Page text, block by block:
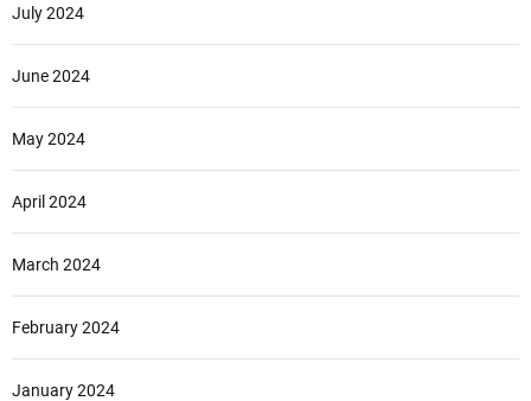
July 2024
June 2024
May 2024
April 2024
March 2024
February 2024
January 2024